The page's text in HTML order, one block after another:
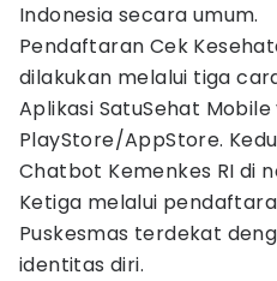
Indonesia secara umum.
Pendaftaran Cek
dilakukan melalui tiga
Aplikasi SatuSehat
PlayStore/AppStore.
Chatbot Kemenkes RI di
Ketiga melalui
Puskesmas terdekat
identitas diri.